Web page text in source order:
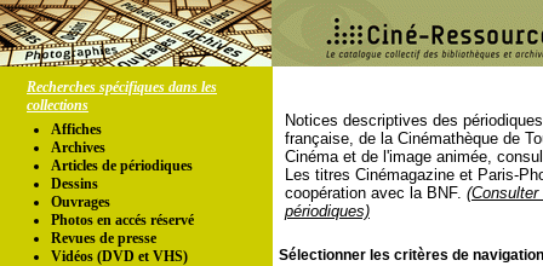
Recherches spécifiques dans les
collections
Affiches
Archives
Articles de périodiques
Dessins
Ouvrages
Photos en accés réservé
Revues de presse
Vidéos (DVD et VHS)
Notices descriptives des
française, de la Cinémathèque de
Cinéma et de l'image animée,
Les titres Cinémagazine et Paris-
coopération avec la BNF.
périodiques)
Sélectionner les critères de